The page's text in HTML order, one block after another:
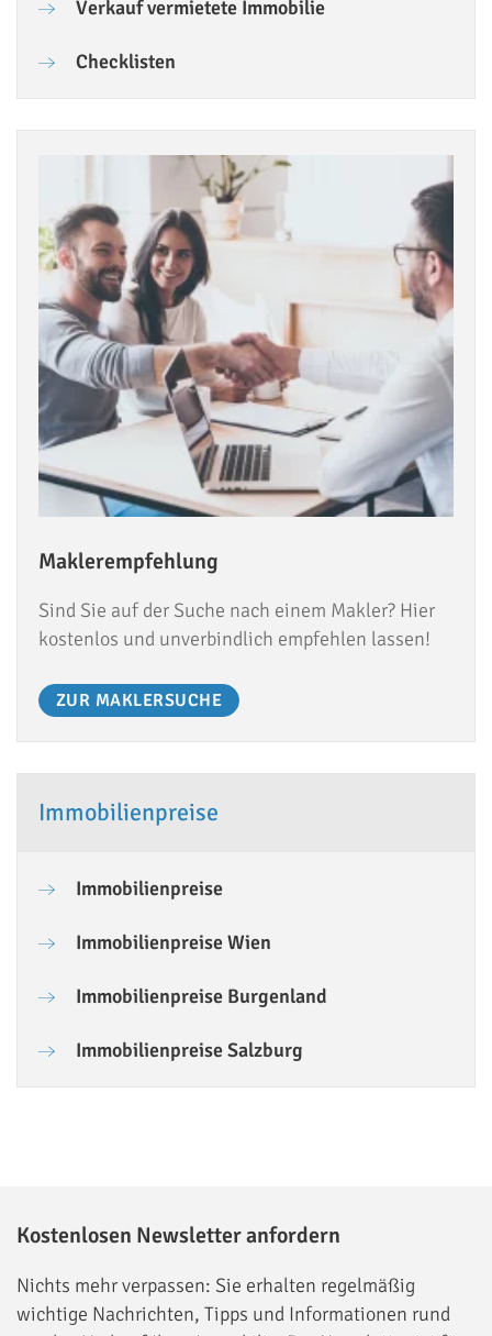
Verkauf vermietete Immobilie
Checklisten
Maklerempfehlung
Sind Sie auf der Suche nach einem Makler? Hier
kostenlos und unverbindlich empfehlen lassen!
ZUR MAKLERSUCHE
Immobilienpreise
Immobilienpreise
Immobilienpreise Wien
Immobilienpreise Burgenland
Immobilienpreise Salzburg
Kostenlosen Newsletter anfordern
Nichts mehr verpassen: Sie erhalten regelmäßig
wichtige Nachrichten, Tipps und Informationen rund